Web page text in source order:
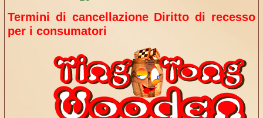
Termini di cancellazione Diritto di recesso
per i consumatori